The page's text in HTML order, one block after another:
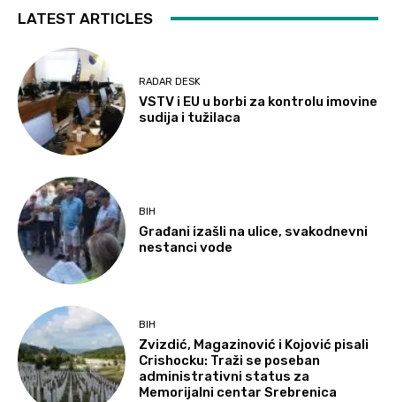
LATEST ARTICLES
RADAR DESK
VSTV i EU u borbi za kontrolu imovine
sudija i tužilaca
BIH
Građani izašli na ulice, svakodnevni
nestanci vode
BIH
Zvizdić, Magazinović i Kojović pisali
Crishocku: Traži se poseban
administrativni status za
Memorijalni centar Srebrenica